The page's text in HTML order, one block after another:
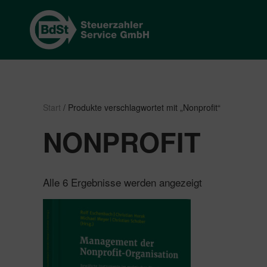
Start / Produkte verschlagwortet mit „Nonprofit“
NONPROFIT
Alle 6 Ergebnisse werden angezeigt